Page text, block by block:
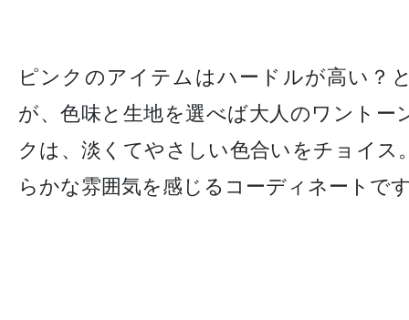
ピンクのアイテムはハードルが高い？
が、色味と生地を選べば大人のワントー
クは、淡くてやさしい色合いをチョイス
らかな雰囲気を感じるコーディネートで